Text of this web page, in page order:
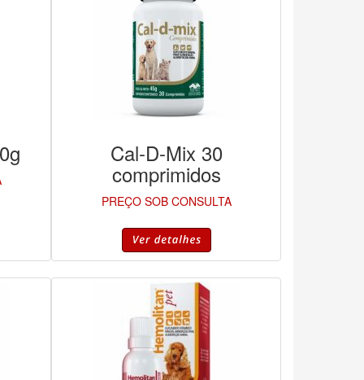
Cal-D-Mix 30
comprimidos
PREÇO SOB CONSULTA